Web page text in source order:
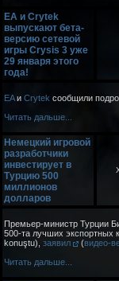
EA и Crytek
выпускают бета-
версию сетевой
игры Crysis 3 уже
29 января этого
года!
EAи Crytek сообщили
Читать дальше...
Немецкий игровой
разработчики
инвестирует в
Турцию 500
миллионов
долларов
Премьер-министр Турции
500-та лучших экспортных
konuştu), заявил (видео-
Читать дальше...